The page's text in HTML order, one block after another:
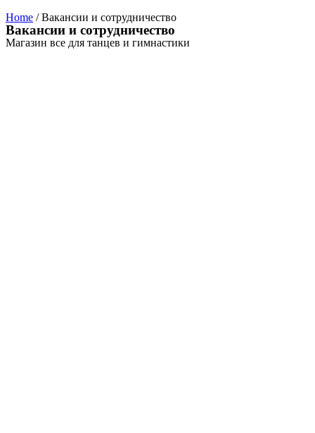
Home / Вакансии и сотрудничество
Вакансии и сотрудничество
Магазин все для танцев и гимнастики